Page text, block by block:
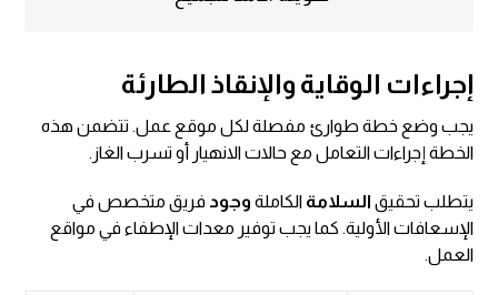
إجراءات الوقاية والإنقاذ الطارئة
يجب وضع خطة طوارئ مفصلة لكل موقع عمل. تتضمن هذه
الخطة إجراءات التعامل مع حالات الانهيار أو تسرب الغاز.
يتطلب تحقيق السلامة الكاملة وجود فريق متخصص في
الإسعافات الأولية. كما يجب توفير معدات الإطفاء في مواقع
العمل.